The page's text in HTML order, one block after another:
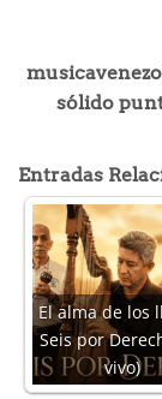
sólido
Entradas
El alma de los
Seis por
vivo)